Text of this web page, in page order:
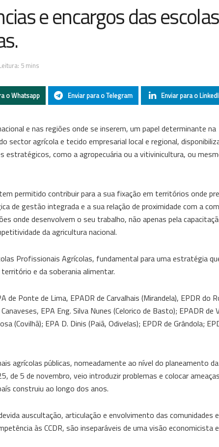
e encargos das escolas
5 mins
o Whatsapp Enviar para o Telegram Enviar para o
e nas regiões onde se inserem, um papel determinante na
sector agrícola e tecido empresarial local e regional,
estratégicos, como a agropecuária ou a vitivinicultura, ou
permitido contribuir para a sua fixação em territórios onde
de gestão integrada e a sua relação de proximidade com a
onde desenvolvem o seu trabalho, não apenas pela
da agricultura nacional.
Profissionais Agrícolas, fundamental para uma estratégia
e da soberania alimentar.
Ponte de Lima, EPADR de Carvalhais (Mirandela), EPDR do
EPA Eng. Silva Nunes (Celorico de Basto); EPADR de
(Covilhã); EPA D. Dinis (Paiã, Odivelas); EPDR de Grândola;
agrícolas públicas, nomeadamente ao nível do planeamento
5 de novembro, veio introduzir problemas e colocar
construiu ao longo dos anos.
auscultação, articulação e envolvimento das comunidades
às CCDR, são inseparáveis de uma visão economicista